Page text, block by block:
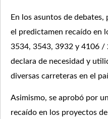
En los asuntos de
el predictamen recaído en
3534, 3543, 3932 y 4106 /
declara de necesidad y
diversas carreteras en el
Asimismo, se aprobó por
recaído en los proyectos